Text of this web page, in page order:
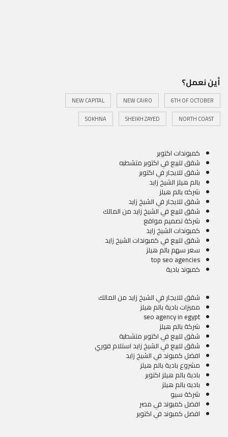
أين نعمل؟
6TH OF OCTOBER
NEW CAIRO
NEW CAPITAL
NORTH COAST
SHEIKH ZAYED
SOKHNA
كمبوندات اكتوبر
شقق للبيع في اكتوبر متشطبه
شقق للايجار في اكتوبر
بالم هيلز الشيخ زايد
شركه بالم هيلز
شقق للايجار في الشيخ زايد
شقق للبيع في الشيخ زايد من المالك
شركة تصميم مواقع
كمبوندات الشيخ زايد
شقق للبيع في كمبوندات الشيخ زايد
سعر سهم بالم هيلز
top seo agencies
كمبوند بادية
شقق للايجار في الشيخ زايد من المالك
مميزات بادية بالم هيلز
seo agency in egypt
شركة بالم هيلز
شقق للبيع في اكتوبر متشطبة
شقق للبيع في الشيخ زايد استلام فوري
افضل كمبوند في الشيخ زايد
مشروع بادية بالم هيلز
بادية بالم هيلز اكتوبر
باديه بالم هيلز
شركة سيو
افضل كمبوند في مصر
افضل كمبوند في اكتوبر